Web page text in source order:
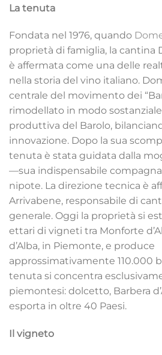
La tenuta
Fondata nel 1976, quando
proprietà di famiglia, la cantina
è affermata come una delle
nella storia del vino italiano.
centrale del movimento dei
rimodellato in modo
produttiva del Barolo,
innovazione. Dopo la sua
tenuta è stata guidata dalla
—sua indispensabile
nipote. La direzione tecnica è
Arrivabene, responsabile di
generale. Oggi la proprietà si
ettari di vigneti tra Monforte
d’Alba, in Piemonte, e produce
approssimativamente 110.000
tenuta si concentra
piemontesi: dolcetto, Barbera
esporta in oltre 40 Paesi.
Il vigneto